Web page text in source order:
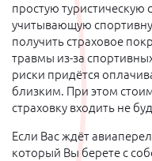
простую туристическую
учитывающую
получить страховое
травмы из-за
риски придётся
близким. При этом
страховку входить не
Если Вас ждёт
который Вы берете с